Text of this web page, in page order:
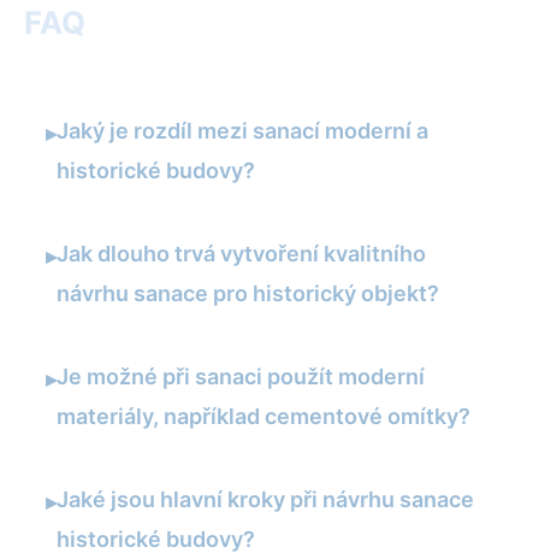
FAQ
▸Jaký je rozdíl mezi sanací moderní a
historické budovy?
▸Jak dlouho trvá vytvoření kvalitního
návrhu sanace pro historický objekt?
▸Je možné při sanaci použít moderní
materiály, například cementové omítky?
▸Jaké jsou hlavní kroky při návrhu sanace
historické budovy?